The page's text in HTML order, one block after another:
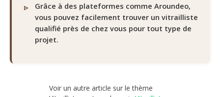
Grâce à des plateformes comme Aroundeo,
vous pouvez facilement trouver un vitrailliste
qualifié près de chez vous pour tout type de
projet.
Voir un autre article sur le thème